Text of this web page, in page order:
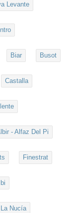
Levante
Biar Busot
Castalla
- Alfaz Del Pi
Finestrat
Ibi
La Nucía